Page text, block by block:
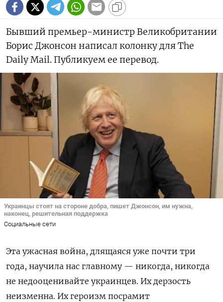
Бывший премьер-министр Великобритании
Борис Джонсон написал колонку для The
Daily Mail. Публикуем ее перевод.
Украинцы стоят на стороне добра, пишет Джонсон, им нужна,
наконец, решительная поддержка
Социальные сети
Эта ужасная война, длящаяся уже почти три
года, научила нас главному — никогда, никогда
не недооценивайте украинцев. Их дерзость
неизменна. Их героизм посрамит